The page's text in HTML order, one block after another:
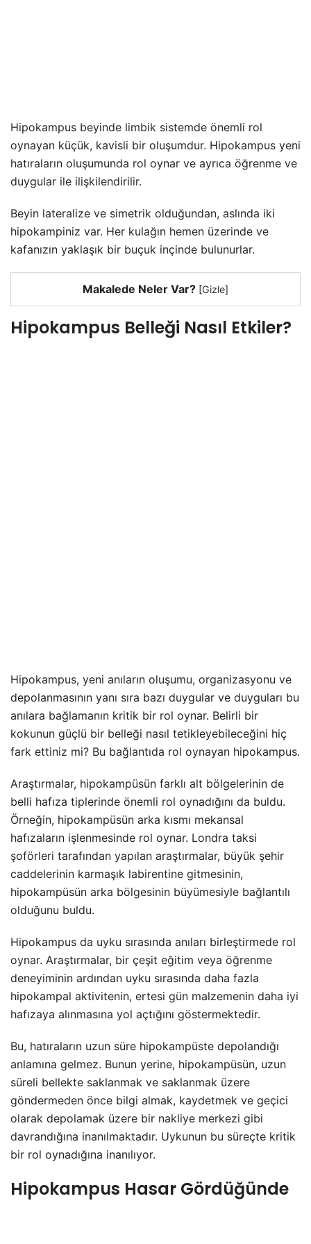
Hipokampus beyinde limbik sistemde önemli rol
oynayan küçük, kavisli bir oluşumdur. Hipokampus yeni
hatıraların oluşumunda rol oynar ve ayrıca öğrenme ve
duygular ile ilişkilendirilir.
Beyin lateralize ve simetrik olduğundan, aslında iki
hipokampiniz var. Her kulağın hemen üzerinde ve
kafanızın yaklaşık bir buçuk inçinde bulunurlar.
Makalede Neler Var? [Gizle]
Hipokampus Belleği Nasıl Etkiler?
Hipokampus, yeni anıların oluşumu, organizasyonu ve
depolanmasının yanı sıra bazı duygular ve duyguları bu
anılara bağlamanın kritik bir rol oynar. Belirli bir
kokunun güçlü bir belleği nasıl tetikleyebileceğini hiç
fark ettiniz mi? Bu bağlantıda rol oynayan hipokampus.
Araştırmalar, hipokampüsün farklı alt bölgelerinin de
belli hafıza tiplerinde önemli rol oynadığını da buldu.
Örneğin, hipokampüsün arka kısmı mekansal
hafızaların işlenmesinde rol oynar. Londra taksi
şoförleri tarafından yapılan araştırmalar, büyük şehir
caddelerinin karmaşık labirentine gitmesinin,
hipokampüsün arka bölgesinin büyümesiyle bağlantılı
olduğunu buldu.
Hipokampus da uyku sırasında anıları birleştirmede rol
oynar. Araştırmalar, bir çeşit eğitim veya öğrenme
deneyiminin ardından uyku sırasında daha fazla
hipokampal aktivitenin, ertesi gün malzemenin daha iyi
hafızaya alınmasına yol açtığını göstermektedir.
Bu, hatıraların uzun süre hipokampüste depolandığı
anlamına gelmez. Bunun yerine, hipokampüsün, uzun
süreli bellekte saklanmak ve saklanmak üzere
göndermeden önce bilgi almak, kaydetmek ve geçici
olarak depolamak üzere bir nakliye merkezi gibi
davrandığına inanılmaktadır. Uykunun bu süreçte kritik
bir rol oynadığına inanılıyor.
Hipokampus Hasar Gördüğünde